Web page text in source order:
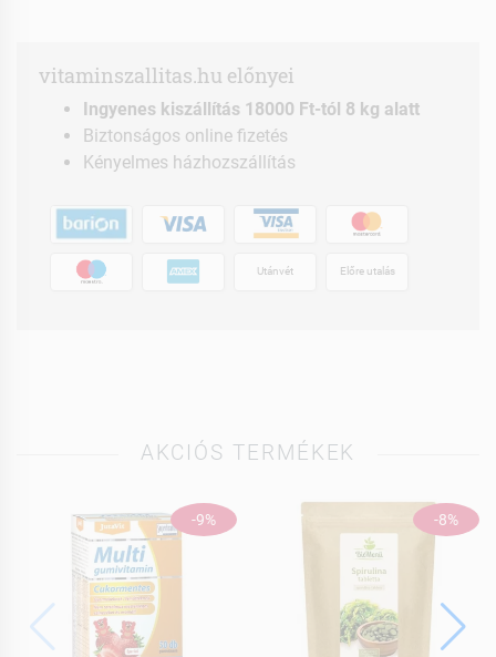
vitaminszallitas.hu előnyei
Ingyenes kiszállítás 18000 Ft-tól 8 kg alatt
Biztonságos online fizetés
Kényelmes házhozszállítás
Utánvét Előre utalás
AKCIÓS TERMÉKEK
-9% -8%